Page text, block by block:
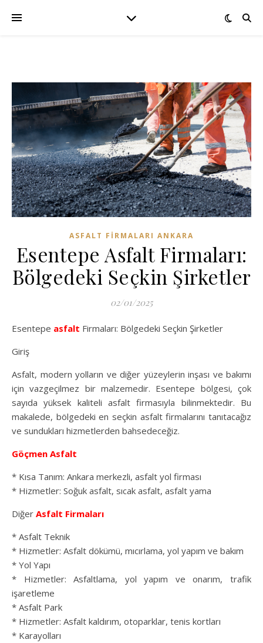
ASFALT FIRMALARI ANKARA
Esentepe Asfalt Firmaları:
Bölgedeki Seçkin Şirketler
02/01/2025
Esentepe asfalt Firmaları: Bölgedeki Seçkin Şirketler
Giriş
Asfalt, modern yolların ve diğer yüzeylerin inşası ve bakımı
için vazgeçilmez bir malzemedir. Esentepe bölgesi, çok
sayıda yüksek kaliteli asfalt firmasıyla bilinmektedir. Bu
makalede, bölgedeki en seçkin asfalt firmalarını tanıtacağız
ve sundukları hizmetlerden bahsedeceğiz.
Göçmen Asfalt
* Kısa Tanım: Ankara merkezli, asfalt yol firması
* Hizmetler: Soğuk asfalt, sıcak asfalt, asfalt yama
Diğer Asfalt Firmaları
* Asfalt Teknik
* Hizmetler: Asfalt dökümü, mıcırlama, yol yapım ve bakım
* Yol Yapı
* Hizmetler: Asfaltlama, yol yapım ve onarım, trafik
işaretleme
* Asfalt Park
* Hizmetler: Asfalt kaldırım, otoparklar, tenis kortları
* Karayolları